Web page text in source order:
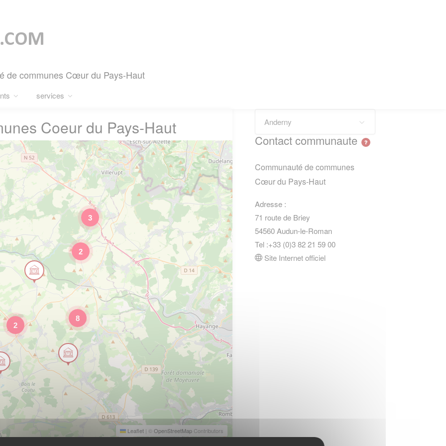
de communes Cœur du Pays-Haut
services
Coeur du Pays-Haut
2
3
2
8
Leaflet | ©OpenStreetMapContributors
Anderny
Contact communaute
Communauté de communes
Cœur du Pays-Haut
Adresse :
71 route de Briey
54560 Audun-le-Roman
Tel :+33 (0)3 82 21 59 00
Site Internet officiel